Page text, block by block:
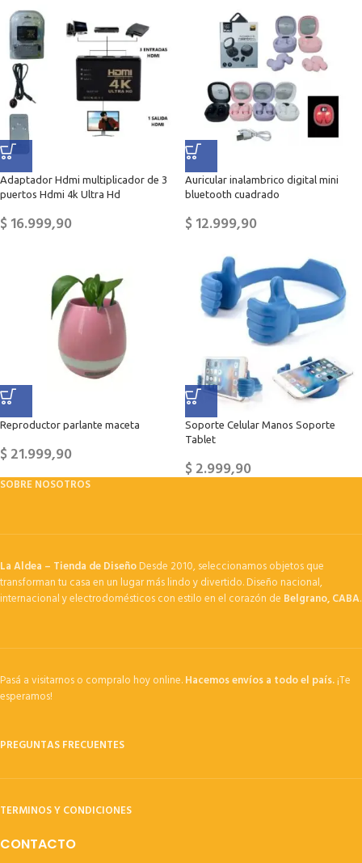
Adaptador Hdmi multiplicador de 3
puertos Hdmi 4k Ultra Hd
$16.999,90
Auricular inalambrico digital mini
bluetooth cuadrado
$12.999,90
Reproductor parlante maceta
$21.999,90
Soporte Celular Manos Soporte
Tablet
$2.999,90
SOBRE NOSOTROS
La Aldea – Tienda de DiseñoDesde 2010, seleccionamos objetos que
transforman tu casa en un lugar más lindo y divertido. Diseño nacional,
internacional y electrodomésticos con estilo en el corazón de Belgrano, CABA.
Pasá a visitarnos o compralo hoy online.Hacemos envíos a todo el país.¡Te
esperamos!
PREGUNTAS FRECUENTES
TERMINOS Y CONDICIONES
CONTACTO